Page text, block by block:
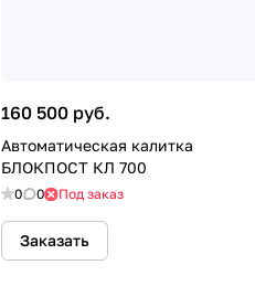
160 500 руб.
Автоматическая калитка
БЛОКПОСТ КЛ 700
0 0 Под заказ
Заказать